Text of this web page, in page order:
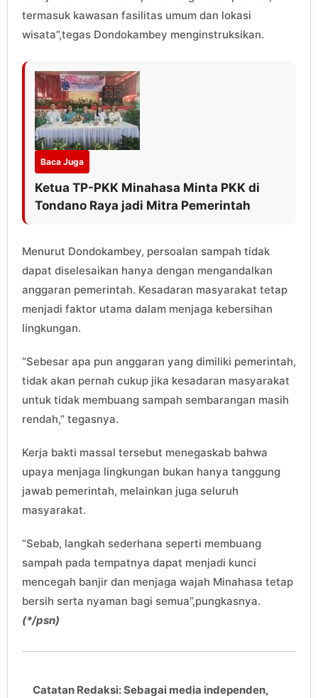
termasuk kawasan fasilitas umum dan lokasi
wisata”,tegas Dondokambey menginstruksikan.
Baca Juga
Ketua TP-PKK Minahasa Minta PKK di
Tondano Raya jadi Mitra Pemerintah
Menurut Dondokambey, persoalan sampah tidak
dapat diselesaikan hanya dengan mengandalkan
anggaran pemerintah. Kesadaran masyarakat tetap
menjadi faktor utama dalam menjaga kebersihan
lingkungan.
“Sebesar apa pun anggaran yang dimiliki pemerintah,
tidak akan pernah cukup jika kesadaran masyarakat
untuk tidak membuang sampah sembarangan masih
rendah,” tegasnya.
Kerja bakti massal tersebut menegaskab bahwa
upaya menjaga lingkungan bukan hanya tanggung
jawab pemerintah, melainkan juga seluruh
masyarakat.
“Sebab, langkah sederhana seperti membuang
sampah pada tempatnya dapat menjadi kunci
mencegah banjir dan menjaga wajah Minahasa tetap
bersih serta nyaman bagi semua”,pungkasnya.
(*/psn)
Catatan Redaksi: Sebagai media independen,